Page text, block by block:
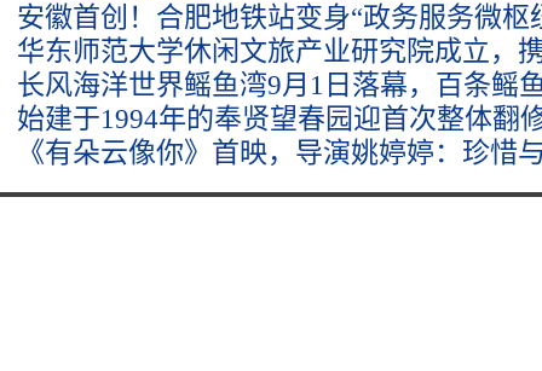
安徽首创！合肥地铁站变身“政务服务微枢
华东师范大学休闲文旅产业研究院成立，
长风海洋世界鳐鱼湾9月1日落幕，百条鳐
始建于1994年的奉贤望春园迎首次整体翻
《有朵云像你》首映，导演姚婷婷：珍惜